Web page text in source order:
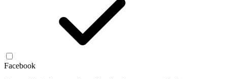
Facebook